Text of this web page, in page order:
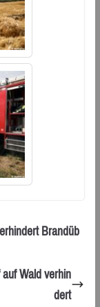
Brandüb
Wald verhin
dert